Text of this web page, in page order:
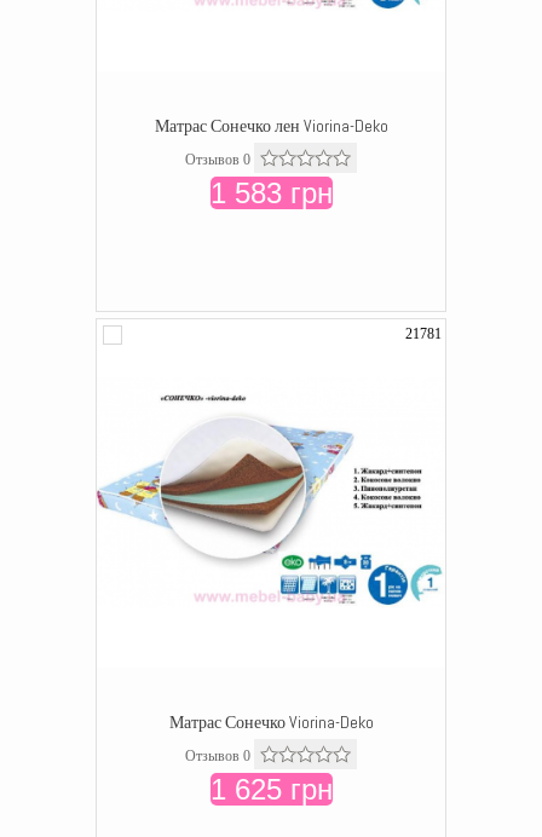
Матрас Сонечко лен Viorina-Deko
Отзывов 0
1 583 грн
21781
Матрас Сонечко Viorina-Deko
Отзывов 0
1 625 грн